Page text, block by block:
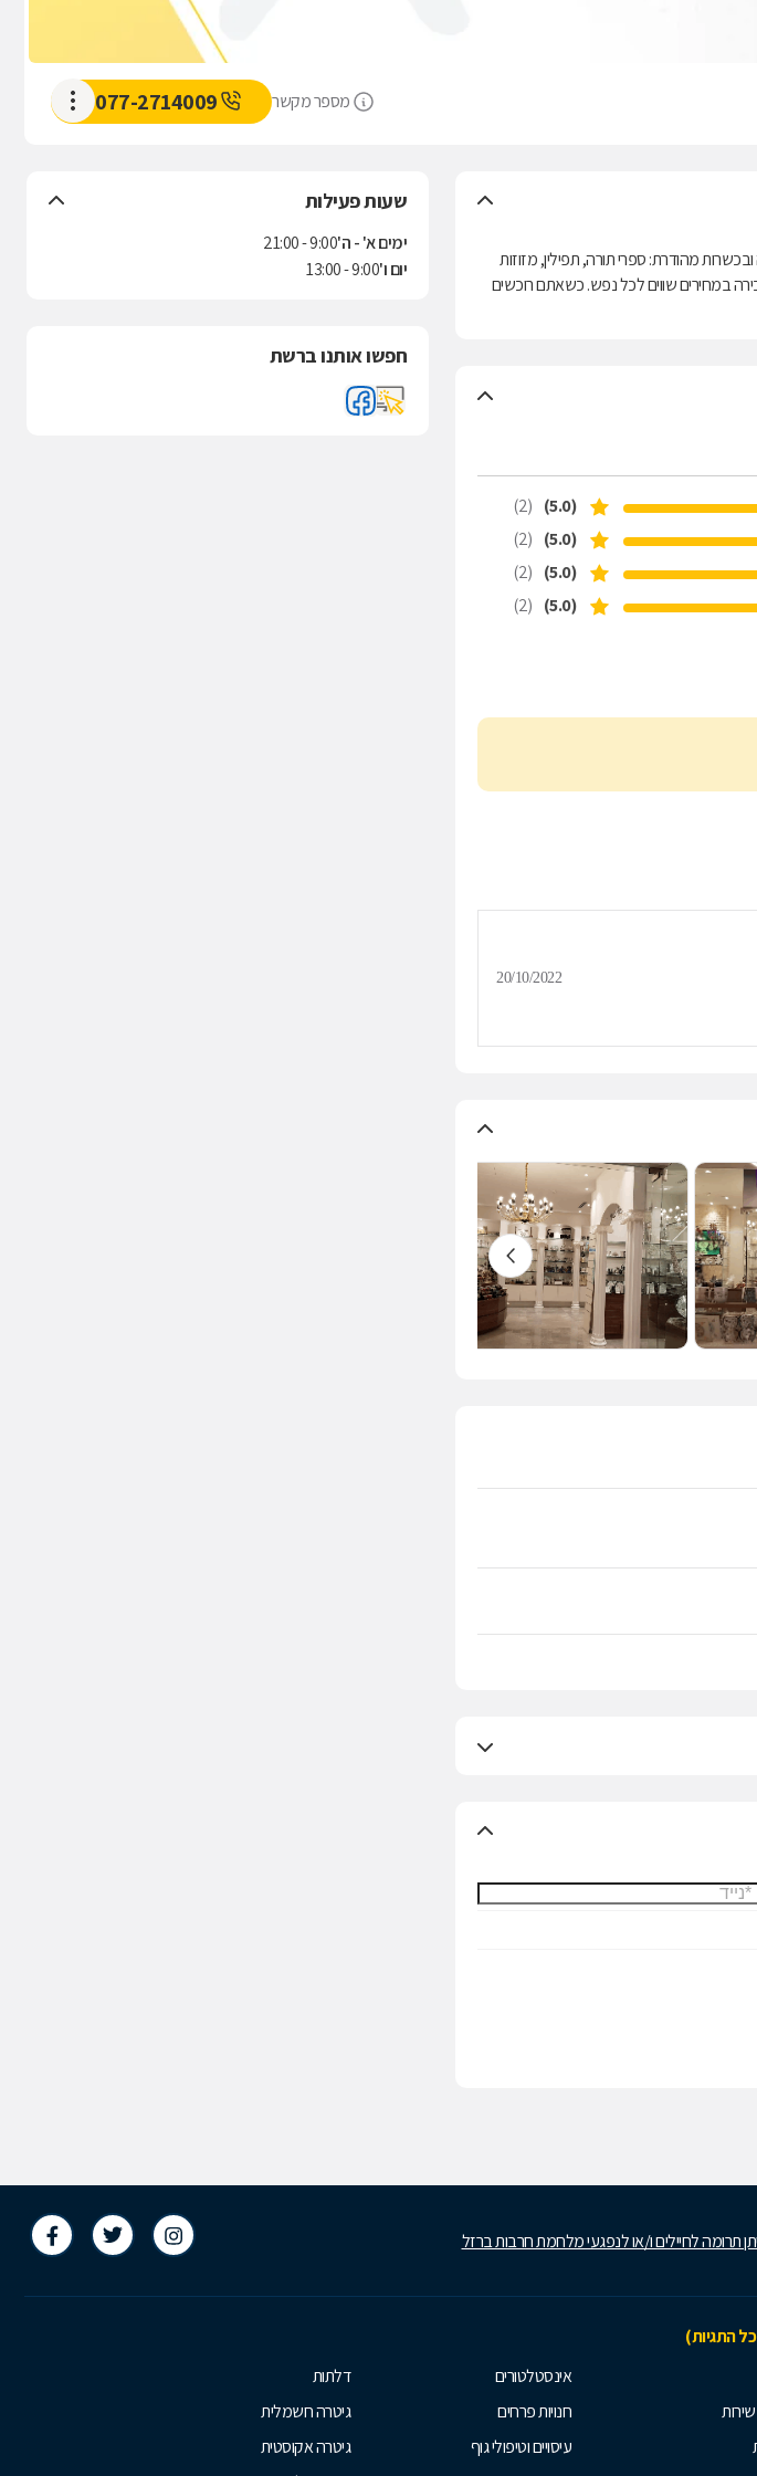
מספר מקשר 077-2714009
מהודרת: ספרי תורה, תפילין, מזוזות
במחירים שווים לכל נפש. כשאתם רוכשים
(5.0)
(2)
(5.0)
(2)
(5.0)
(2)
(5.0)
(2)
20/10/2022
שעות פעילות
ימים א' - ה'9:00 - 21:00
יום ו'9:00 - 13:00
חפשו אותנו ברשת
תרומה לחיילים ו/או לנפגעי מלחמת חרבות ברזל
התגיות)
שירות
אינסטלטורים
חנויות פרחים
עיסויים וטיפולי גוף
דלתות
גיטרה חשמלית
גיטרה אקוסטית